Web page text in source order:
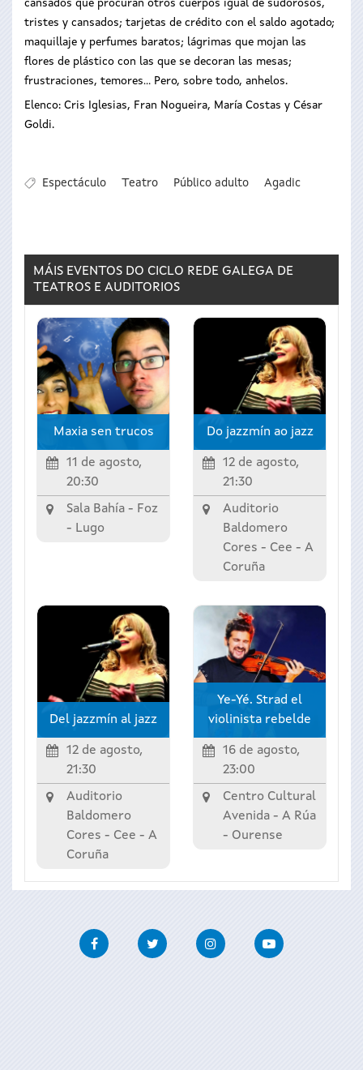
cansados que procuran otros cuerpos igual de sudorosos,
tristes y cansados; tarjetas de crédito con el saldo agotado;
maquillaje y perfumes baratos; lágrimas que mojan las
flores de plástico con las que se decoran las mesas;
frustraciones, temores... Pero, sobre todo, anhelos.
Elenco: Cris Iglesias, Fran Nogueira, María Costas y César
Goldi.
Espectáculo Teatro Público adulto Agadic
MÁIS EVENTOS DO CICLO REDE GALEGA DE
TEATROS E AUDITORIOS
Maxia sen trucos
11 de agosto,
20:30
Sala Bahía - Foz
- Lugo
Do jazzmín ao jazz
12 de agosto,
21:30
Auditorio
Baldomero
Cores - Cee - A
Coruña
Del jazzmín al jazz
12 de agosto,
21:30
Auditorio
Baldomero
Cores - Cee - A
Coruña
Ye-Yé. Strad el
violinista rebelde
16 de agosto,
23:00
Centro Cultural
Avenida - A Rúa
- Ourense
FacebookTwitter InstagramYoutube